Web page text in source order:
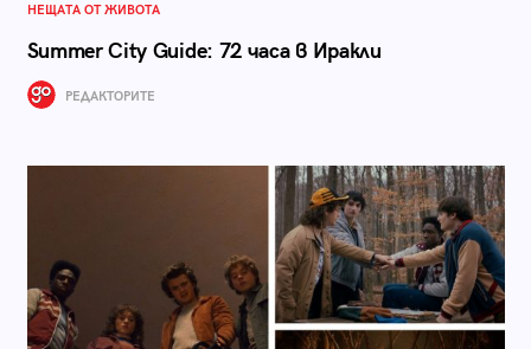
НЕЩАТА ОТ ЖИВОТА
Summer City Guide: 72 часа в Иракли
РЕДАКТОРИТЕ